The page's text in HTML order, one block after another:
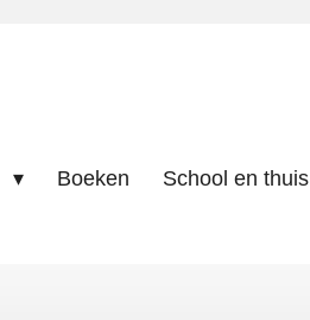
Boeken School en thuis